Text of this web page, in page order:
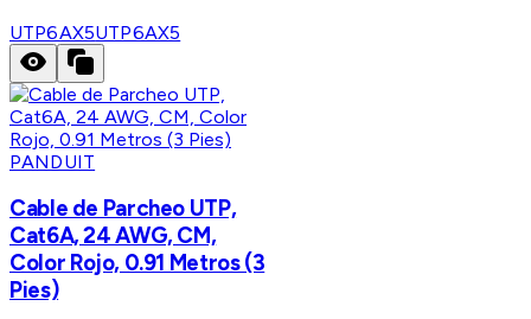
UTP6AX5UTP6AX5
PANDUIT
Cable de Parcheo UTP,
Cat6A, 24 AWG, CM,
Color Rojo, 0.91 Metros (3
Pies)